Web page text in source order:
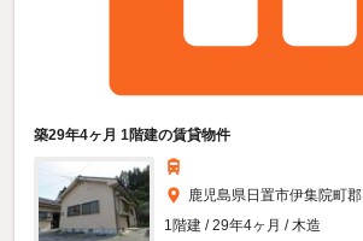
築29年4ヶ月 1階建の賃貸物件
鹿児島県日置市伊集院町郡
1階建 / 29年4ヶ月 / 木造